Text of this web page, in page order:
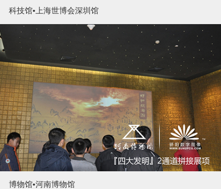
科技馆•上海世博会深圳馆
博物馆•河南博物馆